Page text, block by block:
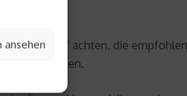
ansehendarauf achten, die
stehen.